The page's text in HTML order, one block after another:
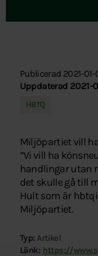
Publicerad 2021-
Uppdaterad 2021-
HBTQ
Miljöpartiet vill
”Vi vill ha
handlingar utan
det skulle gå till
Hult som är
Miljöpartiet.
Typ: Artikel
Länk: https://